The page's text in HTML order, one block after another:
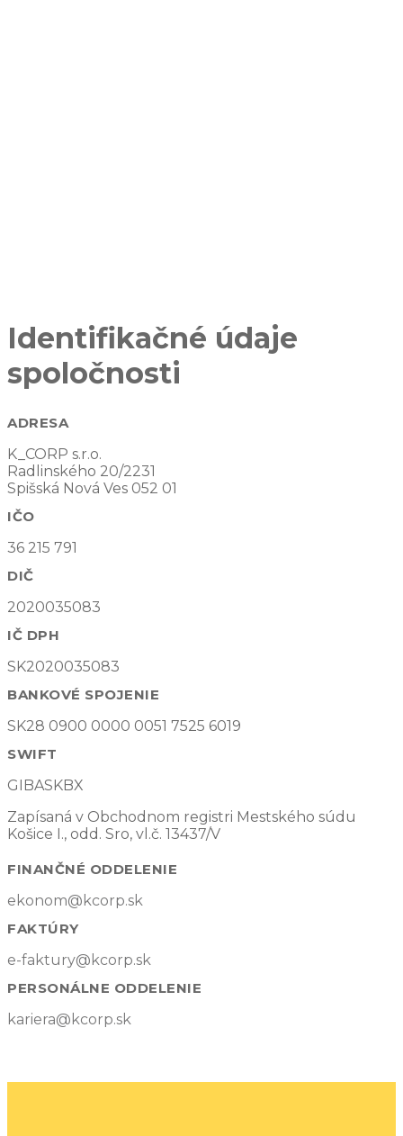
Identifikačné údaje
spoločnosti
ADRESA
K_CORP s.r.o.
Radlinského 20/2231
Spišská Nová Ves 052 01
IČO
36 215 791
DIČ
2020035083
IČ DPH
SK2020035083
BANKOVÉ SPOJENIE
SK28 0900 0000 0051 7525 6019
SWIFT
GIBASKBX
Zapísaná v Obchodnom registri Mestského súdu
Košice I., odd. Sro, vl.č. 13437/V
FINANČNÉ ODDELENIE
ekonom@kcorp.sk
FAKTÚRY
e-faktury@kcorp.sk
PERSONÁLNE ODDELENIE
kariera@kcorp.sk